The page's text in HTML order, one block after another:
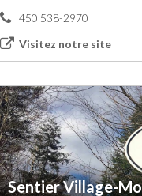
450 538-2970
Visitez notre site
Sentier Village-